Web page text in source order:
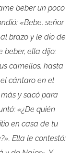
beber un poco
«Bebe, señor
brazo y le dio de
beber, ella dijo:
camellos, hasta
cántaro en el
y sacó para
«¿De quién
en casa de tu
Ella le contestó: